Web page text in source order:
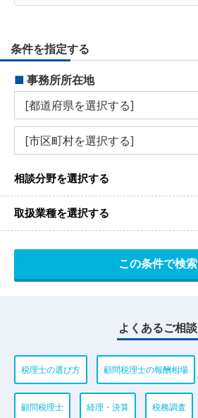
条件を指定する
■ 事務所所在地
相談分野を選択する
取扱業種を選択する
よくあるご相談
税理士の選び方 顧問税理士の報酬相場
顧問税理士 経理・決算 税務調査